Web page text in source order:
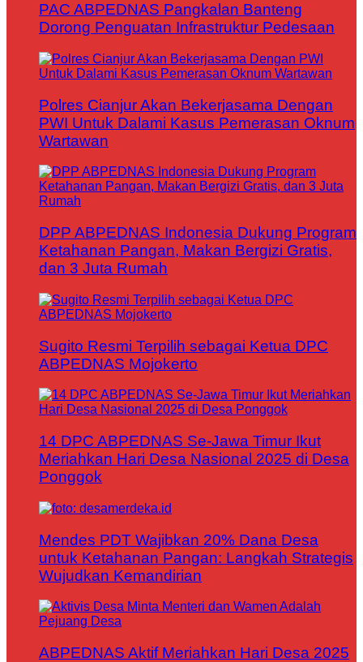
PAC ABPEDNAS Pangkalan Banteng
Dorong Penguatan Infrastruktur Pedesaan
Polres Cianjur Akan Bekerjasama Dengan
PWI Untuk Dalami Kasus Pemerasan Oknum
Wartawan
DPP ABPEDNAS Indonesia Dukung Program
Ketahanan Pangan, Makan Bergizi Gratis,
dan 3 Juta Rumah
Sugito Resmi Terpilih sebagai Ketua DPC
ABPEDNAS Mojokerto
14 DPC ABPEDNAS Se-Jawa Timur Ikut
Meriahkan Hari Desa Nasional 2025 di Desa
Ponggok
Mendes PDT Wajibkan 20% Dana Desa
untuk Ketahanan Pangan: Langkah Strategis
Wujudkan Kemandirian
ABPEDNAS Aktif Meriahkan Hari Desa 2025